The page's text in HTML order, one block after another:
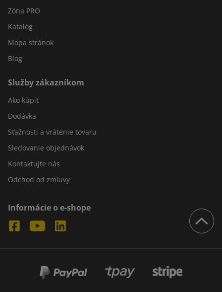
Zóna PRO
Katalóg
Mapa stránok
Blog
Služby zákazníkom
Ako kúpiť
Dodávka
Sťažnosti a vrátenie tovaru
Sledovanie objednávok
Kontaktujte nás
Odchod od zmluvy
Informácie o e-shope